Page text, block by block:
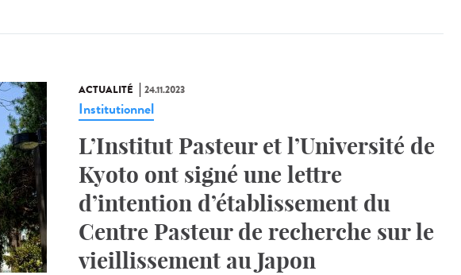
ACTUALITÉ 24.11.2023
Institutionnel
L’Institut Pasteur et l’Université de
Kyoto ont signé une lettre
d’intention d’établissement du
Centre Pasteur de recherche sur le
vieillissement au Japon